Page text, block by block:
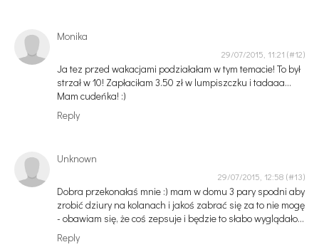
Monika
29/07/2015, 11:21
Ja tez przed wakacjami podziałałam w tym temacie! To był
strzał w 10! Zapłaciłam 3.50 zł w lumpiszczku i tadaaa...
Mam cudeńka! :)
Reply
Unknown
29/07/2015, 12:58
Dobra przekonałaś mnie :) mam w domu 3 pary spodni aby
zrobić dziury na kolanach i jakoś zabrać się za to nie mogę
- obawiam się, że coś zepsuje i będzie to słabo wyglądało...
Reply